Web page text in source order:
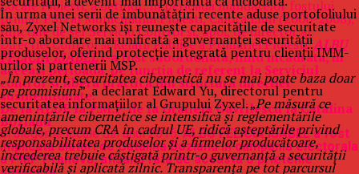
Locale Ploiesti, a detinut, in perioada mandatelor fostului
primar PSD al Municipiului Ploiesti, Calota Emil (2000-2008),
functiile de sef Serviciu Control si, apoi, de director al
Directiei Control si Relatii Publice a Primariei Ploiesti.ALBU
FELICIA ISABELi-a fost subordonata, fiind incadrata, in
aceeasi perioada, pe functia de referent la Serviciul
control si libera practica din structura directiei
susmentionate.
De la ALDE la P.M.P, de la Gratiela Gavrilescu la Catalina
Bozianu
In alegerile locale din anul 2016,ALBU FELICIA ISABEL a fost
implicata alaturi de Catalina Bozianu in campania electorala
a PMP Prahova, afisand fata de aceasta o prietenie
În urma unei serii de îmbunătățiri recente aduse portofoliului
său, Zyxel Networks își reunește capacitățile de securitate
într-o abordare mai unificată a guvernanței securității
produselor, oferind protecție integrată pentru clienții IMM-
urilor și partenerii MSP.
„În prezent, securitatea cibernetică nu se mai poate baza doar
pe promisiuni”, a declarat Edward Yu, directorul pentru
securitatea informațiilor al Grupului Zyxel. „Pe măsură ce
amenințările cibernetice se intensifică și reglementările
globale, precum CRA în cadrul UE, ridică așteptările privind
responsabilitatea produselor și a firmelor producătoare,
încrederea trebuie câștigată printr-o guvernanță a securității
verificabilă și aplicată zilnic. Transparența pe tot parcursul